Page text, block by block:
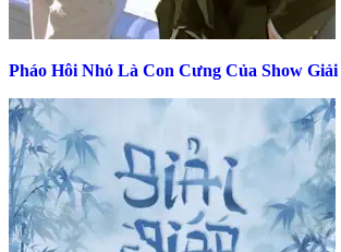
Pháo Hôi Nhỏ Là Con Cưng Của Show